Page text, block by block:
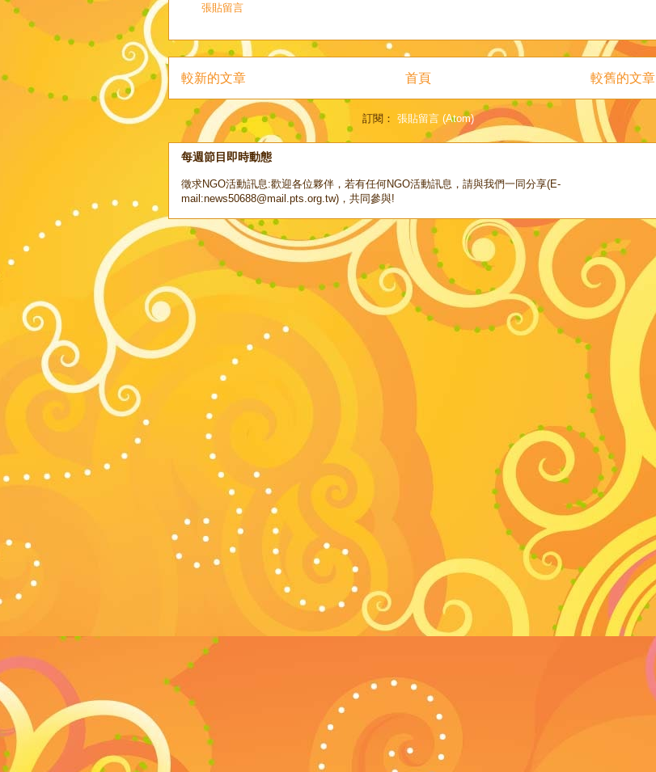
張貼留言
較新的文章 較舊的文章
首頁
訂閱： 張貼留言 (Atom)
每週節目即時動態
徵求NGO活動訊息:歡迎各位夥伴，若有任何NGO活動訊息，請與我們一同分享(E-
mail:news50688@mail.pts.org.tw)，共同參與!